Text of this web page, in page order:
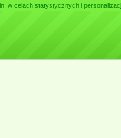
w celach statystycznych i